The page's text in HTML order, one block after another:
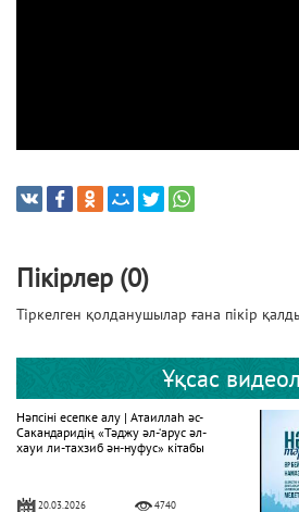
Пікірлер (0)
Тіркелген қолданушылар ғана пікір
Ұқсас
Нәпсіні есепке алу | Атаиллаһ әс-
Сакандаридің «Тәджу әл-‘арус әл-
хауи ли-тахзиб ән-нуфус» кітабы
20.03.2026 4740